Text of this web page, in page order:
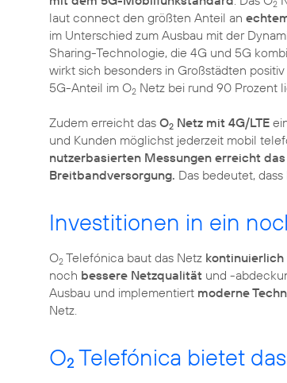
2
laut connect den größten Anteil an
im Unterschied zum Ausbau mit der
Sharing-Technologie, die 4G und 5G
wirkt sich besonders in Großstädten
5G-Anteil im O2 Netz bei rund 90 Prozent
Zudem erreicht das O2 Netz mit 4G/LTE
und Kunden möglichst jederzeit mobil
nutzerbasierten Messungen erreicht das
Breitbandversorgung. Das bedeutet,
Investitionen in ein
O2 Telefónica baut das Netz
noch bessere Netzqualität und -
Ausbau und implementiert moderne
Netz.
O2 Telefónica bietet